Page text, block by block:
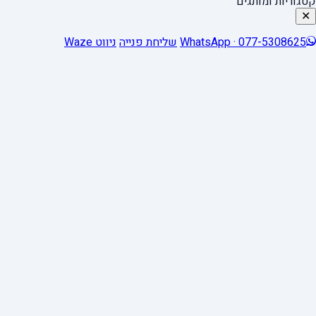
✕
WhatsApp · 077-5308625שליחת פנייהניווט Waze